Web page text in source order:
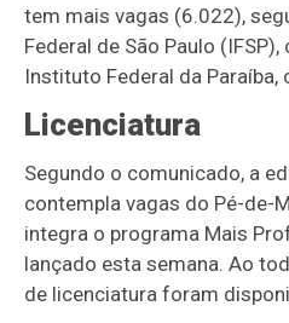
tem mais vagas (6.022),
Federal de São Paulo
Instituto Federal da Paraíba,
Licenciatura
Segundo o comunicado, a
contempla vagas do Pé-de-
integra o programa Mais
lançado esta semana. Ao
de licenciatura foram